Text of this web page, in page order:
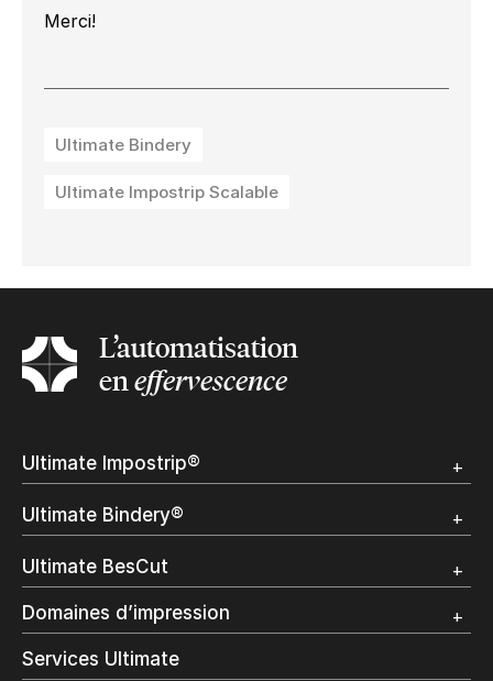
Merci!
Ultimate Bindery
Ultimate Impostrip Scalable
L’automatisation
eneffervescence
Ultimate Impostrip®
Démo
Ultimate Bindery®
Démo
Témoignages clients
Ultimate BesCut
Apercu
Démo
Domaines d’impression
Publipostage et Transactionnel
Impression Commerciale
Services Ultimate
Restons en contact